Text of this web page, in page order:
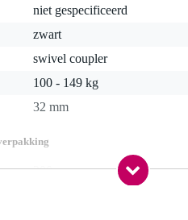
niet gespecificeerd
zwart
swivel coupler
100 - 149 kg
32 mm
200 gr